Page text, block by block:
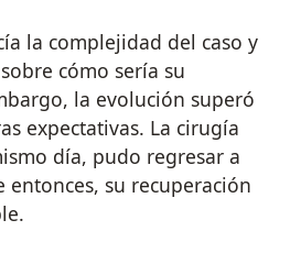
la complejidad del caso y
cómo sería su
la evolución superó
expectativas. La cirugía
día, pudo regresar a
entonces, su recuperación